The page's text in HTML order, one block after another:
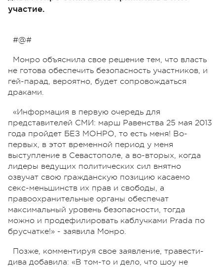
участие.
#@#
Монро объяснила свое решение тем, что власть
не готова обеспечить безопасность участников, и
гей-парад, вероятно, будет сопровождаться
драками.
«Информация в первую очередь для
представителей СМИ: марш Равенства 25 мая 2013
года пройдет БЕЗ МОНРО, то есть меня! Во-
первых, в этот временной период у меня
выступление в Севастополе, а во-вторых, когда
лидеры ведущих политических сил внятно
озвучат свою гражданскую позицию касаемо
секс-меньшинств их прав и свободы, а
правоохранительные органы обеспечат
максимальный уровень безопасности, тогда
можно и продефилировать каблучками Prada по
брусчатке!» - заявила Монро.
Позже, комментируя свое заявление, травести-
дива добавила: «В том-то и дело, что шоу не